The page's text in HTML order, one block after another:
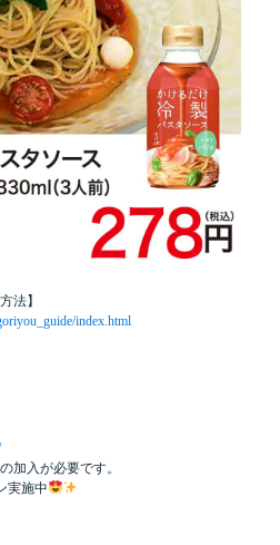
法】
index.html
加入が必要です。
実施中